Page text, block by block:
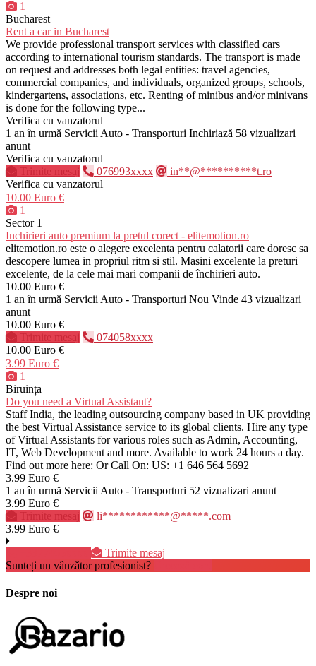
1
Bucharest
Rent a car in Bucharest
We provide professional transport services with classified cars
according to international tourism standards. The transport is made
on request and addresses both legal entities: travel agencies,
commercial companies, and individuals, organized groups, schools,
kindergartens, associations, etc. Renting of minibus and/or minivans
is done for the following type...
Verifica cu vanzatorul
1 an în urmă Servicii Auto - Transporturi Inchiriază 58 vizualizari
anunt
Verifica cu vanzatorul
Trimite mesaj
076993xxxx
in**@**********t.ro
Verifica cu vanzatorul
10.00 Euro €
1
Sector 1
Inchirieri auto premium la pretul corect - elitemotion.ro
elitemotion.ro este o alegere excelenta pentru calatorii care doresc sa
descopere lumea in propriul ritm si stil. Masini excelente la preturi
excelente, de la cele mai mari companii de închirieri auto.
10.00 Euro €
1 an în urmă Servicii Auto - Transporturi Nou Vinde 43 vizualizari
anunt
10.00 Euro €
Trimite mesaj
074058xxxx
10.00 Euro €
3.99 Euro €
1
Biruința
Do you need a Virtual Assistant?
Staff India, the leading outsourcing company based in UK providing
the best Virtual Assistance service to its global clients. Hire any type
of Virtual Assistants for various roles such as Admin, Accounting,
IT, Web Development and more. Available to work 24 hours a day.
Find out more here: Or Call On: US: +1 646 564 5692
3.99 Euro €
1 an în urmă Servicii Auto - Transporturi 52 vizualizari anunt
3.99 Euro €
Trimite mesaj
li************@*****.com
3.99 Euro €
Trimite mesaj
Sunteți un vânzător profesionist?
Despre noi